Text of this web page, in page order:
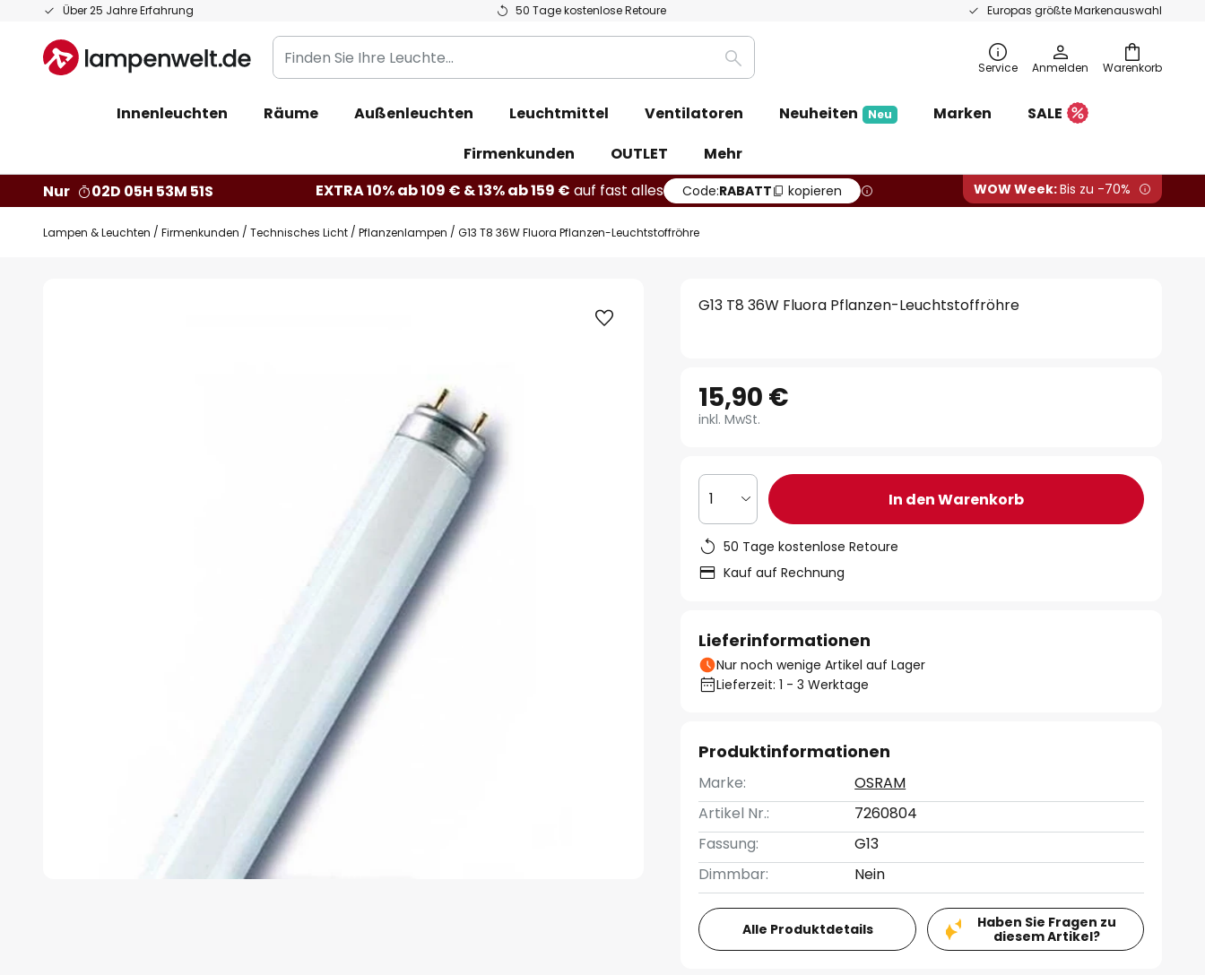
Über 25 Jahre Erfahrung 50 Tage kostenlose Retoure Europas größte Markenauswahl
Zum
springen
Warenkorb
Finden
Sie
Leuchte...
Suche Service Anmelden
Innenleuchten Räume Außenleuchten Leuchtmittel Ventilatoren Neuheiten Neu Marken
SALE
Firmenkunden
OUTLET
Mehr
Nur
02D 05H 53M 51S EXTRA 10% ab 109 € & 13% ab 159 € auf fast alles Code:RABATT kopieren WOW Week:Bis zu -70%
Lampen & Leuchten Firmenkunden Technisches Licht Pflanzenlampen G13 T8 36W Fluora Pflanzen-Leuchtstoffröhre
G13 T8 36W Fluora Pflanzen-Leuchtstoffröhre
15,90 €
inkl. MwSt.
1 In den Warenkorb
50 Tage kostenlose Retoure
Kauf auf Rechnung
Lieferinformationen
Nur noch wenige Artikel auf Lager
Lieferzeit: 1 - 3 Werktage
Produktinformationen
Marke:
OSRAM
Artikel Nr.:
7260804
Fassung:
G13
Dimmbar:
Nein
Alle Produktdetails
Haben Sie Fragen zu
diesem Artikel?